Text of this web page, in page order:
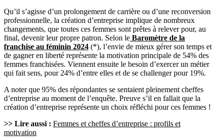
Qu’il s’agisse d’un prolongement de carrière ou d’une reconversion
professionnelle, la création d’entreprise implique de nombreux
changements, que toutes ces femmes sont prêtes à relever pour, au
final, devenir leur propre patron. Selon le Baromètre de la
franchise au féminin 2024 (*), l’envie de mieux gérer son temps et
de gagner en liberté représente la motivation principale de 54% des
femmes franchisées. Viennent ensuite le besoin d’exercer un métier
qui fait sens, pour 24% d’entre elles et de se challenger pour 19%.
A noter que 95% des répondantes se sentaient pleinement cheffes
d’entreprise au moment de l’enquête. Preuve s’il en fallait que la
création d’entreprise représente un choix réfléchi pour ces femmes !
>> Lire aussi : Femmes et cheffes d’entreprise : profils et
motivation